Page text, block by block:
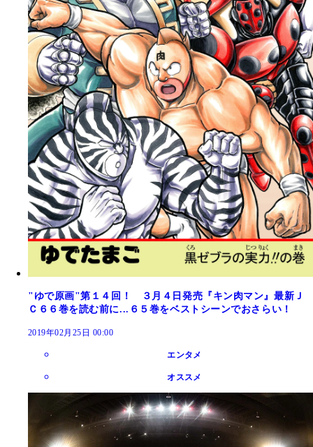
"ゆで原画"第１４回！ ３月４日発売『キン肉マン』最新Ｊ
Ｃ６６巻を読む前に...６５巻をベストシーンでおさらい！
2019年02月25日 00:00
エンタメ
オススメ